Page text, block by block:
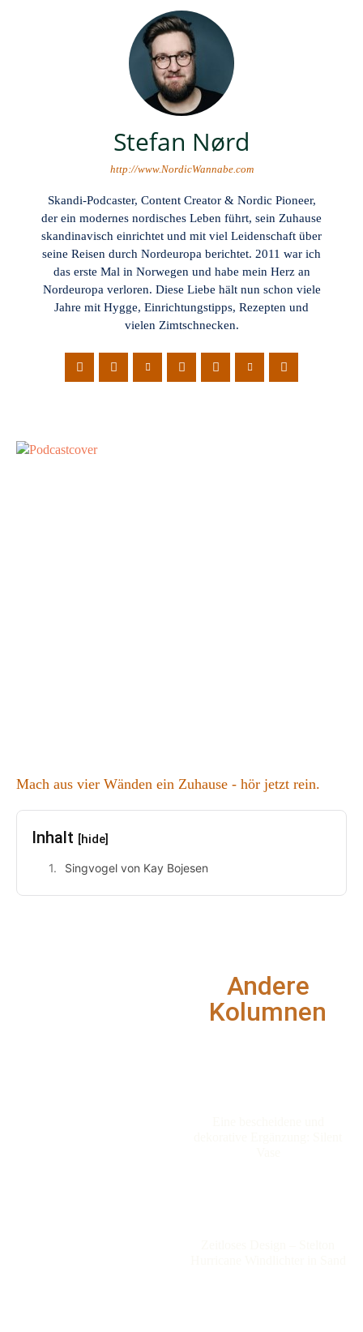
Stefan Nørd
http://www.NordicWannabe.com
Skandi-Podcaster, Content Creator & Nordic Pioneer,
der ein modernes nordisches Leben führt, sein Zuhause
skandinavisch einrichtet und mit viel Leidenschaft über
seine Reisen durch Nordeuropa berichtet. 2011 war ich
das erste Mal in Norwegen und habe mein Herz an
Nordeuropa verloren. Diese Liebe hält nun schon viele
Jahre mit Hygge, Einrichtungstipps, Rezepten und
vielen Zimtschnecken.
Mach aus vier Wänden ein Zuhause - hör jetzt rein.
Inhalt [hide]
Singvogel von Kay Bojesen
Andere
Kolumnen